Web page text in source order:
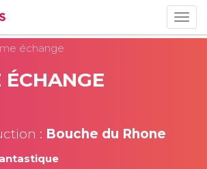
échange
ÉCHANGE
: Bouche du Rhone